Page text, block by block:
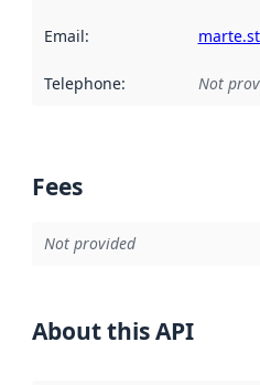
Email:
Telephone: Not
Fees
Not provided
About this API